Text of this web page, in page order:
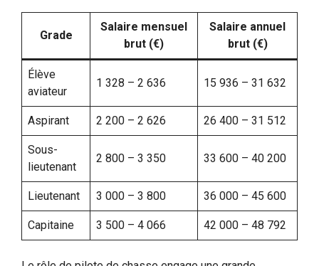
Grade
Salaire mensuel
brut (€)
Salaire annuel
brut (€)
Élève
aviateur
1 328 – 2 636 15 936 – 31 632
Aspirant 2 200 – 2 626 26 400 – 31 512
Sous-
lieutenant
2 800 – 3 350 33 600 – 40 200
Lieutenant 3 000 – 3 800 36 000 – 45 600
Capitaine 3 500 – 4 066 42 000 – 48 792